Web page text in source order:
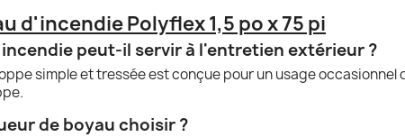
d'incendie Polyflex 1,5 po x 75 pi
peut-il servir à l'entretien extérieur ?
simple et tressée est conçue pour un usage
de boyau choisir ?